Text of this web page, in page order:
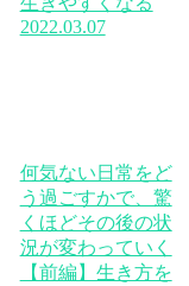
2022.03.07
何気ない日常をど
う過ごすかで、驚
くほどその後の状
況が変わっていく
【前編】生き方を